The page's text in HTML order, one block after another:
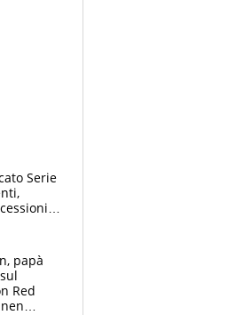
Serie
papà
Red